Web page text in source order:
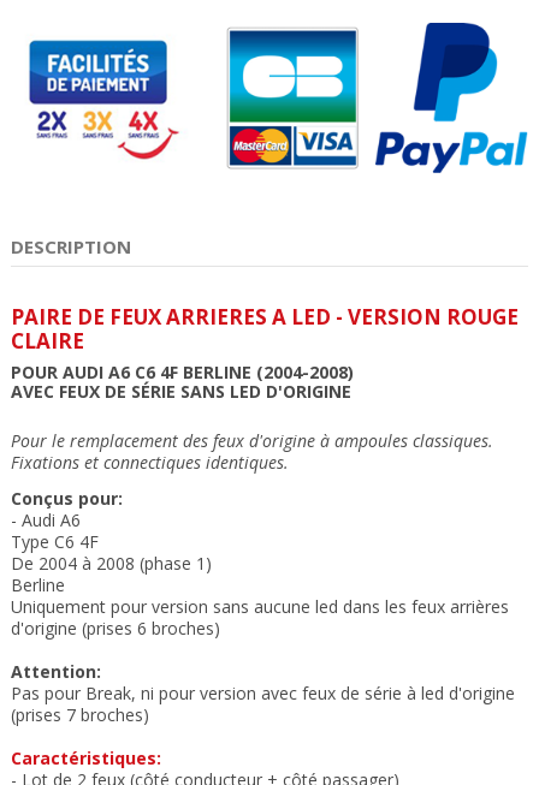
DESCRIPTION
PAIRE DE FEUX ARRIERES A LED - VERSION ROUGE
CLAIRE
POUR AUDI A6 C6 4F BERLINE (2004-2008)
AVEC FEUX DE SÉRIE SANS LED D'ORIGINE
Pour le remplacement des feux d'origine à ampoules classiques.
Fixations et connectiques identiques.
Conçus pour:
- Audi A6
Type C6 4F
De 2004 à 2008 (phase 1)
Berline
Uniquement pour version sans aucune led dans les feux arrières
d'origine (prises 6 broches)
Attention:
Pas pour Break, ni pour version avec feux de série à led d'origine
(prises 7 broches)
Caractéristiques:
- Lot de 2 feux (côté conducteur + côté passager)